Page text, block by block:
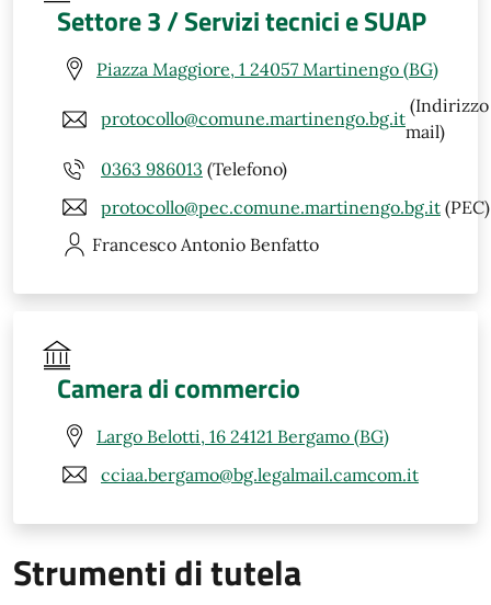
Settore 3 / Servizi tecnici e SUAP
Piazza Maggiore, 1 24057 Martinengo (BG)
protocollo@comune.martinengo.bg.it
(Indirizzo
mail)
0363 986013 (Telefono)
protocollo@pec.comune.martinengo.bg.it (PEC)
Francesco Antonio Benfatto
Camera di commercio
Largo Belotti, 16 24121 Bergamo (BG)
cciaa.bergamo@bg.legalmail.camcom.it
Strumenti di tutela